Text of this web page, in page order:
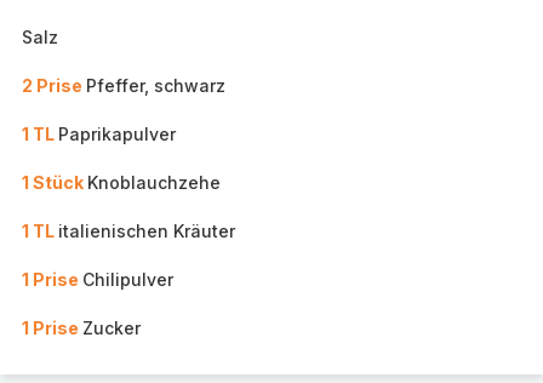
Salz
2 Prise Pfeffer, schwarz
1 TL Paprikapulver
1 Stück Knoblauchzehe
1 TL italienischen Kräuter
1 Prise Chilipulver
1 Prise Zucker